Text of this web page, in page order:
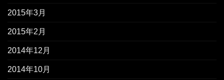
2015年3月
2015年2月
2014年12月
2014年10月